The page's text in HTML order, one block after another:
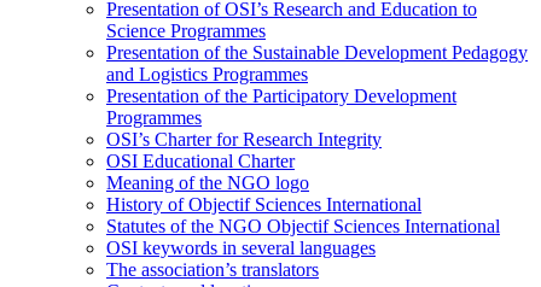
Presentation of OSI’s Research and Education to
Science Programmes
Presentation of the Sustainable Development Pedagogy
and Logistics Programmes
Presentation of the Participatory Development
Programmes
OSI’s Charter for Research Integrity
OSI Educational Charter
Meaning of the NGO logo
History of Objectif Sciences International
Statutes of the NGO Objectif Sciences International
OSI keywords in several languages
The association’s translators